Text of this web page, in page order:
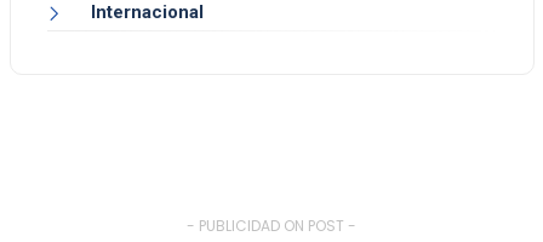
Internacional
- PUBLICIDAD ON POST -